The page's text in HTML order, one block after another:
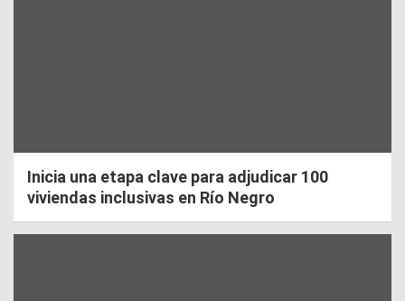
Inicia una etapa clave para adjudicar 100
viviendas inclusivas en Río Negro